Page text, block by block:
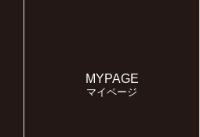
MYPAGE
マイページ